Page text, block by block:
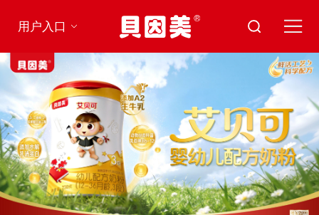
用户入口